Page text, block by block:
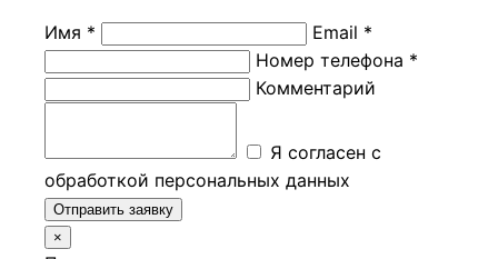
Имя *
Email *
Номер телефона *
Комментарий
Я согласен с
обработкой персональных данных
Отправить заявку
×